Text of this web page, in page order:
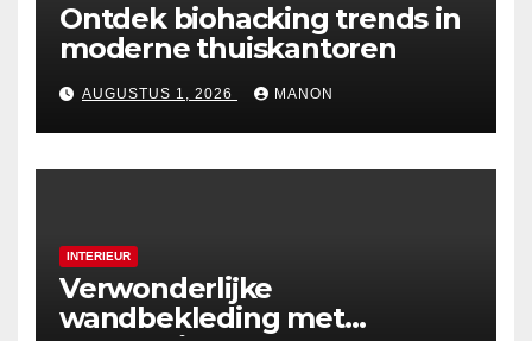
Ontdek biohacking trends in
moderne thuiskantoren
AUGUSTUS 1, 2026 MANON
INTERIEUR
Verwonderlijke
wandbekleding met